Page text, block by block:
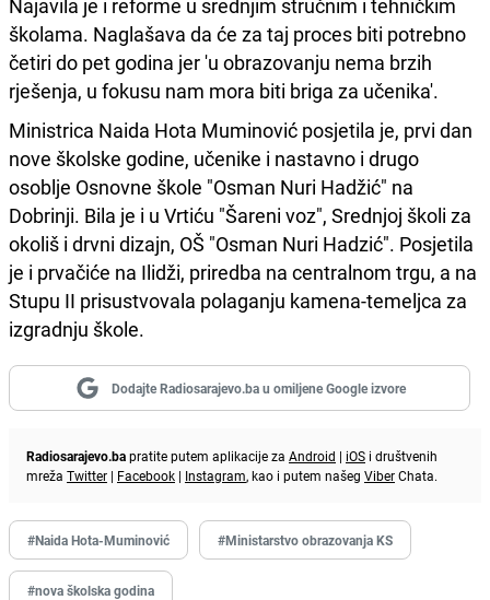
školama. Naglašava da će za taj proces biti potrebno
četiri do pet godina jer 'u obrazovanju nema brzih
rješenja, u fokusu nam mora biti briga za učenika'.
Ministrica Naida Hota Muminović posjetila je, prvi dan
nove školske godine, učenike i nastavno i drugo
osoblje Osnovne škole "Osman Nuri Hadžić" na
Dobrinji. Bila je i u Vrtiću "Šareni voz", Srednjoj školi za
okoliš i drvni dizajn, OŠ "Osman Nuri Hadzić". Posjetila
je i prvačiće na Ilidži, priredba na centralnom trgu, a na
Stupu II prisustvovala polaganju kamena-temeljca za
izgradnju škole.
Dodajte Radiosarajevo.ba u omiljene Google izvore
Radiosarajevo.bapratite putem aplikacije za Android | iOS i društvenih
mreža Twitter | Facebook | Instagram, kao i putem našeg ViberChata.
#Naida Hota-Muminović #Ministarstvo obrazovanja KS
#nova školska godina